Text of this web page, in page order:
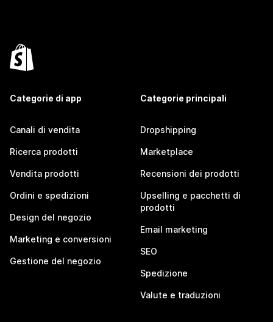
Categorie di app
Canali di vendita
Ricerca prodotti
Vendita prodotti
Ordini e spedizioni
Design del negozio
Marketing e conversioni
Gestione del negozio
Categorie principali
Dropshipping
Marketplace
Recensioni dei prodotti
Upselling e pacchetti di
prodotti
Email marketing
SEO
Spedizione
Valute e traduzioni